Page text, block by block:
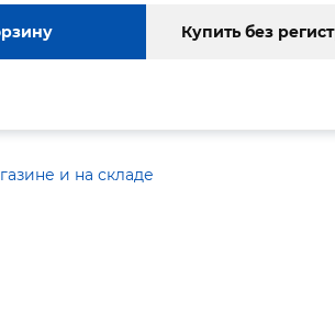
Купить без
и на складе